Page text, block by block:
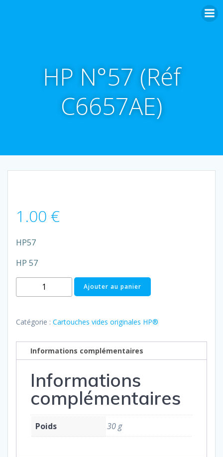
HP N°57 (Réf
C6657AE)
1.00 €
HP57
HP 57
quantité
de
N°57
C6657AE)
Ajouter au panier
Catégorie : Cartouches vides originales HP®
Informations complémentaires
Informations
complémentaires
Poids 30 g